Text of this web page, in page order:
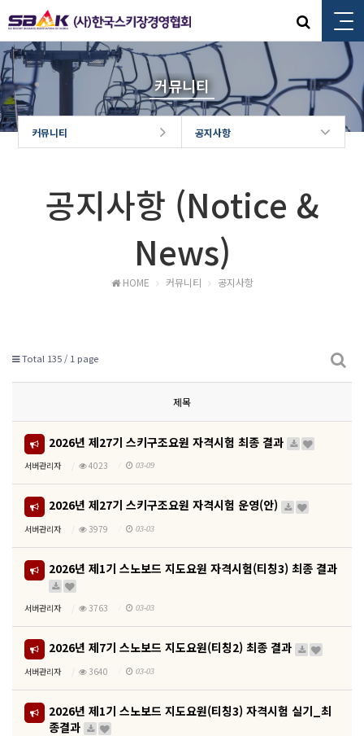
커뮤니티
커뮤니티 공지사항
공지사항 (Notice &
News)
HOME 커뮤니티 공지사항
Total 135 / 1 page
제목
2026년 제27기 스키구조요원 자격시험 최종 결과
서버관리자 4023 03-09
2026년 제27기 스키구조요원 자격시험 운영(안)
서버관리자 3979 03-03
2026년 제1기 스노보드 지도요원 자격시험(티칭3) 최종 결과
서버관리자 3763 03-03
2026년 제7기 스노보드 지도요원(티칭2) 최종 결과
서버관리자 3640 03-03
2026년 제1기 스노보드 지도요원(티칭3) 자격시험 실기_최
종결과